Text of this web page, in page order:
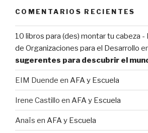
COMENTARIOS RECIENTES
10 libros para (des) montar tu cabeza -
de Organizaciones para el Desarrollo
sugerentes para descubrir el
EIM Duende en AFA y Escuela
Irene Castillo en AFA y Escuela
Anaïs en AFA y Escuela